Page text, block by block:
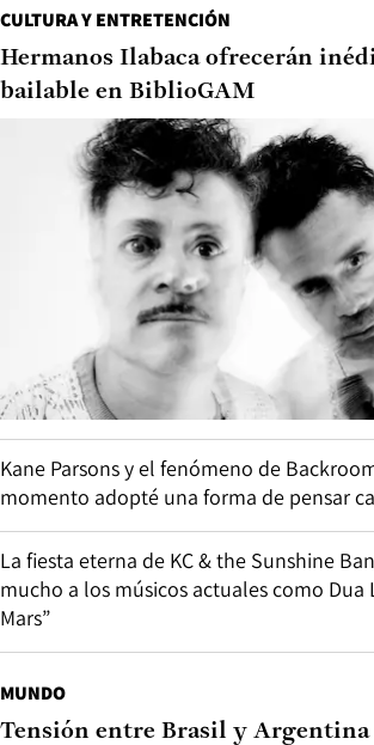
CULTURA Y ENTRETENCIÓN
Hermanos Ilabaca ofrecerán
bailable en BiblioGAM
Kane Parsons y el fenómeno de
momento adopté una forma de pensar
La fiesta eterna de KC & the Sunshine
mucho a los músicos actuales como Dua
Mars”
MUNDO
Tensión entre Brasil y Argentina